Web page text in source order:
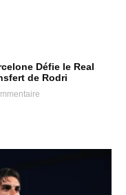
Défie le Real
de Rodri